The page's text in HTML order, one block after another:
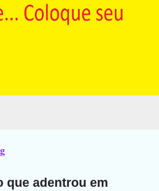
que adentrou em